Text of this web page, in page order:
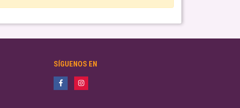
SÍGUENOS EN